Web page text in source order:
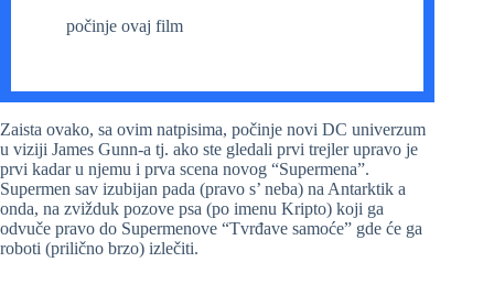
počinje ovaj film
Zaista ovako, sa ovim natpisima, počinje novi DC univerzum
u viziji James Gunn-a tj. ako ste gledali prvi trejler upravo je
prvi kadar u njemu i prva scena novog “Supermena”.
Supermen sav izubijan pada (pravo s’ neba) na Antarktik a
onda, na zvižduk pozove psa (po imenu Kripto) koji ga
odvuče pravo do Supermenove “Tvrđave samoće” gde će ga
roboti (prilično brzo) izlečiti.